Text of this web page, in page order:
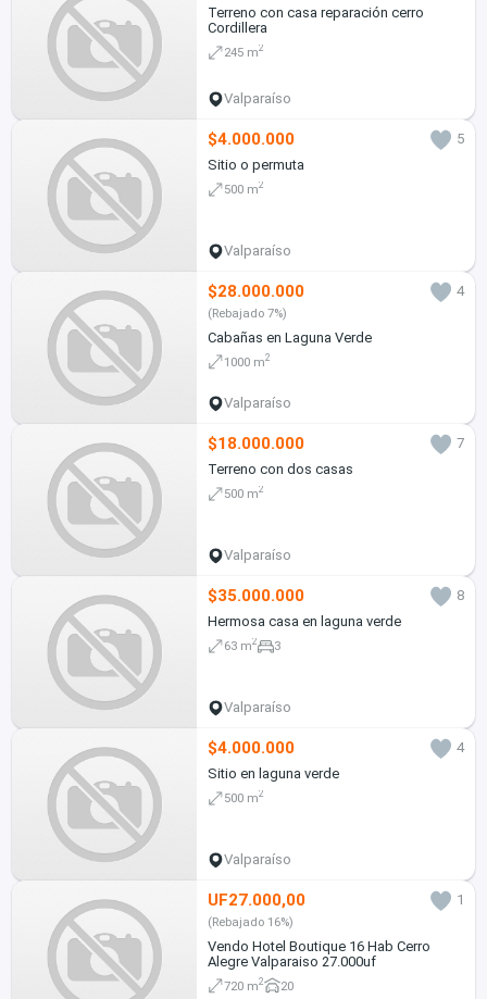
Terreno con casa reparación cerro
Cordillera
245 m2
Valparaíso
$4.000.000
5
Sitio o permuta
500 m2
Valparaíso
$28.000.000 4
(Rebajado 7%)
Cabañas en Laguna Verde
1000 m2
Valparaíso
$18.000.000
7
Terreno con dos casas
500 m2
Valparaíso
$35.000.000
8
Hermosa casa en laguna verde
63 m2 3
Valparaíso
$4.000.000
4
Sitio en laguna verde
500 m2
Valparaíso
UF27.000,00 1
(Rebajado 16%)
Vendo Hotel Boutique 16 Hab Cerro
Alegre Valparaiso 27.000uf
720 m2 20